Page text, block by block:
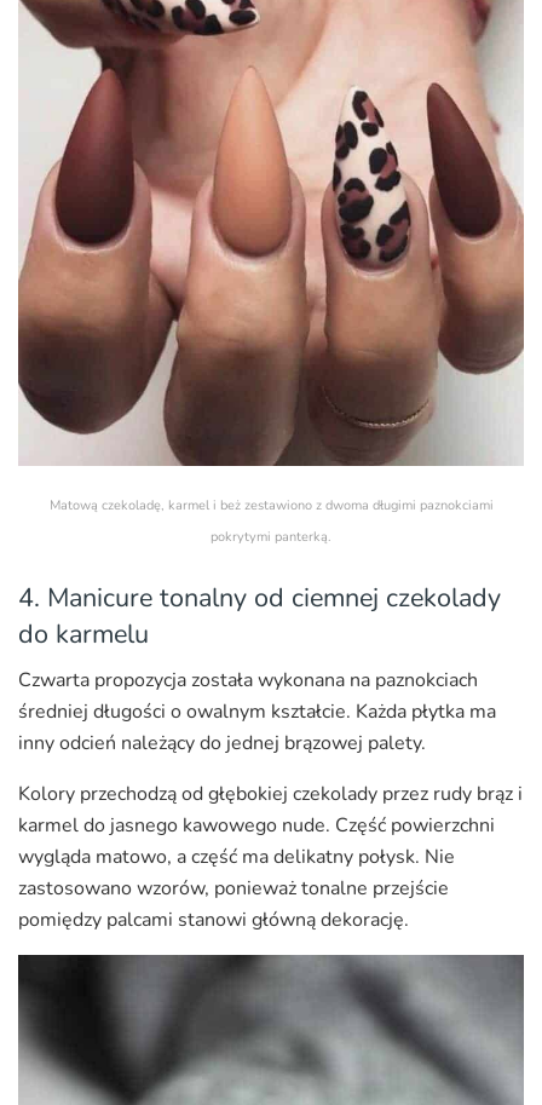
Matową czekoladę, karmel i beż zestawiono z dwoma długimi paznokciami
pokrytymi panterką.
4. Manicure tonalny od ciemnej czekolady
do karmelu
Czwarta propozycja została wykonana na paznokciach
średniej długości o owalnym kształcie. Każda płytka ma
inny odcień należący do jednej brązowej palety.
Kolory przechodzą od głębokiej czekolady przez rudy brąz i
karmel do jasnego kawowego nude. Część powierzchni
wygląda matowo, a część ma delikatny połysk. Nie
zastosowano wzorów, ponieważ tonalne przejście
pomiędzy palcami stanowi główną dekorację.